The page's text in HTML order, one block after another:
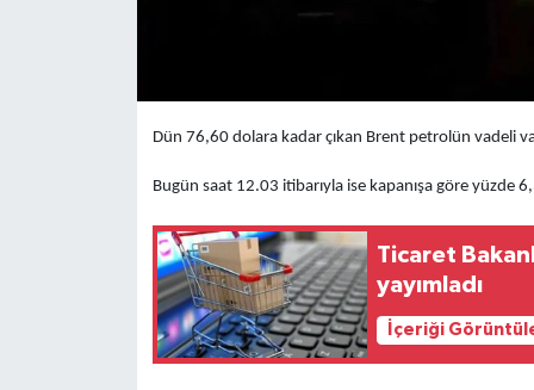
Dün 76,60 dolara kadar çıkan Brent petrolün vadeli
Bugün saat 12.03 itibarıyla ise kapanışa göre yüzde
Ticaret
yayımladı
İçeriği